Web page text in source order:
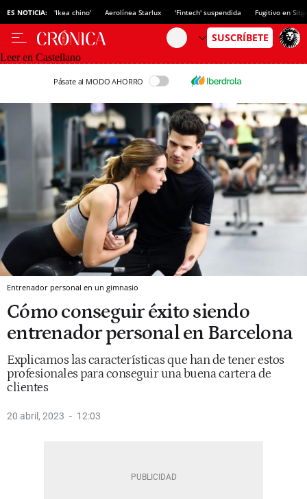
ES NOTICIA: 'Ikea chino' Aerolínea Starlux 'Fintech' suspendida Fugitivo en
Leer en Castellano
Pásate al MODO AHORRO
Entrenador personal en un gimnasio
Cómo conseguir éxito siendo
entrenador personal en Barcelona
Explicamos las características que han de tener estos
profesionales para conseguir una buena cartera de
clientes
20 abril, 2023 12:03